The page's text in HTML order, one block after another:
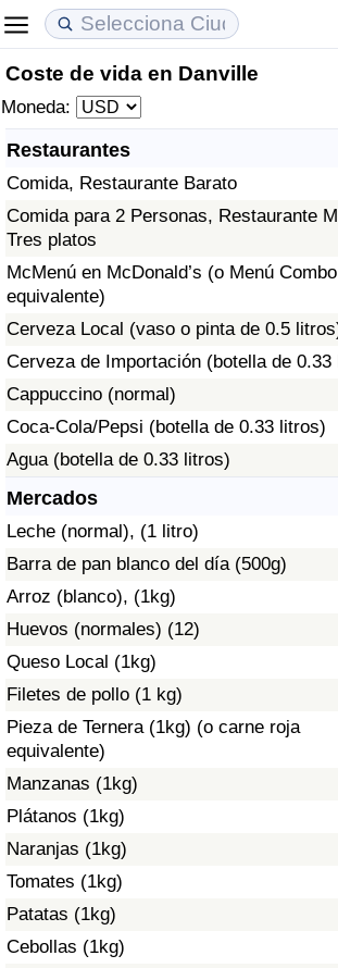
Coste de vida en Danville
Moneda:
Restaurantes
Comida, Restaurante Barato
Comida para 2 Personas, Restaurante
Tres platos
McMenú en McDonald’s (o Menú Combo
equivalente)
Cerveza Local (vaso o pinta de 0.5
Cerveza de Importación (botella de 0.33
Cappuccino (normal)
Coca-Cola/Pepsi (botella de 0.33 litros)
Agua (botella de 0.33 litros)
Mercados
Leche (normal), (1 litro)
Barra de pan blanco del día (500g)
Arroz (blanco), (1kg)
Huevos (normales) (12)
Queso Local (1kg)
Filetes de pollo (1 kg)
Pieza de Ternera (1kg) (o carne roja
equivalente)
Manzanas (1kg)
Plátanos (1kg)
Naranjas (1kg)
Tomates (1kg)
Patatas (1kg)
Cebollas (1kg)
Coste de vida
Índice de Costo de Vida
Índice de costo de vida por país
en aqaba
Precios de las propiedades
Índice de Precios de Inmuebles
Índice de Precios de Inmuebles por
Calidad de Vida
Índice de Calidad de Vida (Actual)
Índice de calidad de vida por país
Delincuencia
Calificación del Índice de Criminalidad
(Actual)
Índice de Criminalidad
Índice de criminalidad por país
Sanidad
Índice de Sanidad (Actual)
Índice de Sanidad
Índice de Sanidad por País
Contaminación
Índice de Contaminación (Actual)
Índice de contaminación
Índice de Contaminación por País